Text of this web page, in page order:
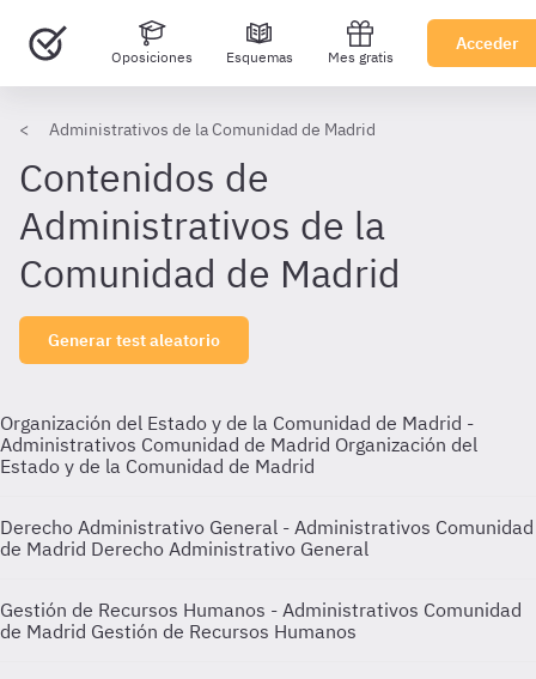
Oposiciones Esquemas Mes gratis
Acceder
Administrativos de la Comunidad de Madrid
Contenidos de
Administrativos de la
Comunidad de Madrid
Generar test aleatorio
Organización del Estado y de la Comunidad de Madrid -
Administrativos Comunidad de Madrid Organización del
Estado y de la Comunidad de Madrid
Derecho Administrativo General - Administrativos Comunidad
de Madrid Derecho Administrativo General
Gestión de Recursos Humanos - Administrativos Comunidad
de Madrid Gestión de Recursos Humanos